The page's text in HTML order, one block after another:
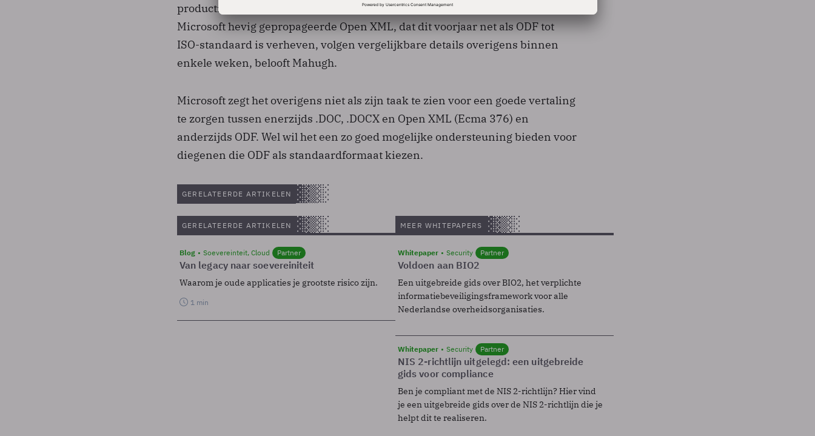
productmanager voor interoperabiliteit Dough Mahugh. Voor het door
Microsoft hevig gepropageerde Open XML, dat dit voorjaar net als ODF tot
ISO-standaard is verheven, volgen vergelijkbare details overigens binnen
enkele weken, belooft Mahugh.
Microsoft zegt het overigens niet als zijn taak te zien voor een goede vertaling
te zorgen tussen enerzijds .DOC, .DOCX en Open XML (Ecma 376) en
anderzijds ODF. Wel wil het een zo goed mogelijke ondersteuning bieden voor
diegenen die ODF als standaardformaat kiezen.
GERELATEERDE ARTIKELEN
GERELATEERDE ARTIKELEN
Blog Soevereinteit, Cloud Partner
Van legacy naar soevereiniteit
Waarom je oude applicaties je grootste risico zijn.
1 min
MEER WHITEPAPERS
Whitepaper Security Partner
Voldoen aan BIO2
Een uitgebreide gids over BIO2, het verplichte
informatiebeveiligingsframework voor alle
Nederlandse overheidsorganisaties.
Whitepaper Security Partner
NIS 2-richtlijn uitgelegd: een uitgebreide
gids voor compliance
Ben je compliant met de NIS 2-richtlijn? Hier vind
je een uitgebreide gids over de NIS 2-richtlijn die je
helpt dit te realiseren.